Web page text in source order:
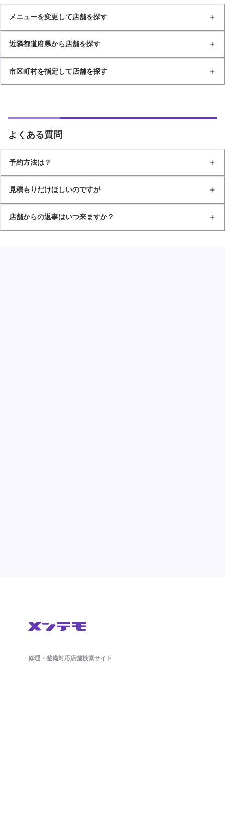
メニューを変更して店舗を探す
近隣都道府県から店舗を探す
市区町村を指定して店舗を探す
よくある質問
予約方法は？
見積もりだけほしいのですが
店舗からの返事はいつ来ますか？
修理・整備対応店舗検索サイト